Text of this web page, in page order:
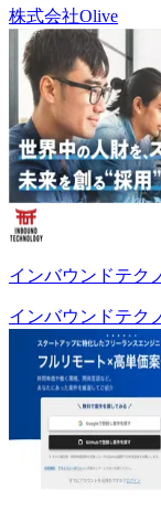
株式会社Olive
インバウンドテク
インバウンドテク